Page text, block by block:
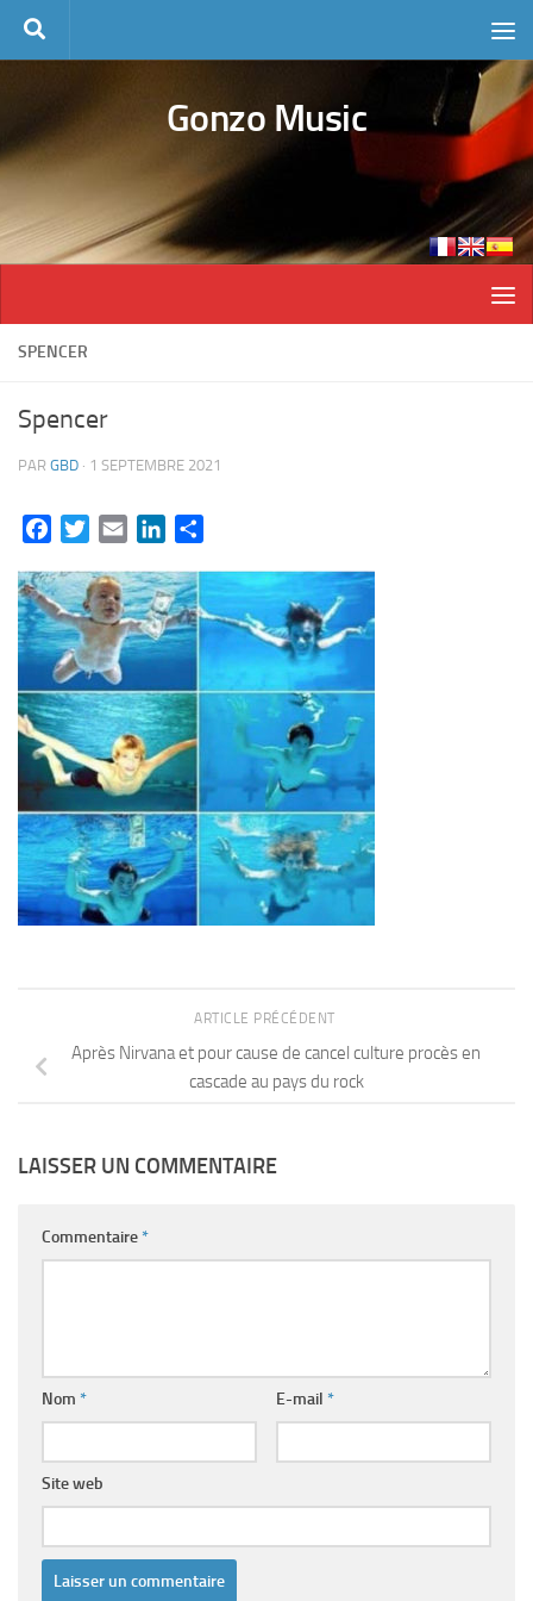
Skip to content
Gonzo Music
SPENCER
Spencer
PAR GBD · 1 SEPTEMBRE 2021
FacebookTwitterEmail LinkedIn
ARTICLE PRÉCÉDENT
Après Nirvana et pour cause de cancel culture procès en
cascade au pays du rock
LAISSER UN COMMENTAIRE
Commentaire*
Nom * E-mail *
Site web